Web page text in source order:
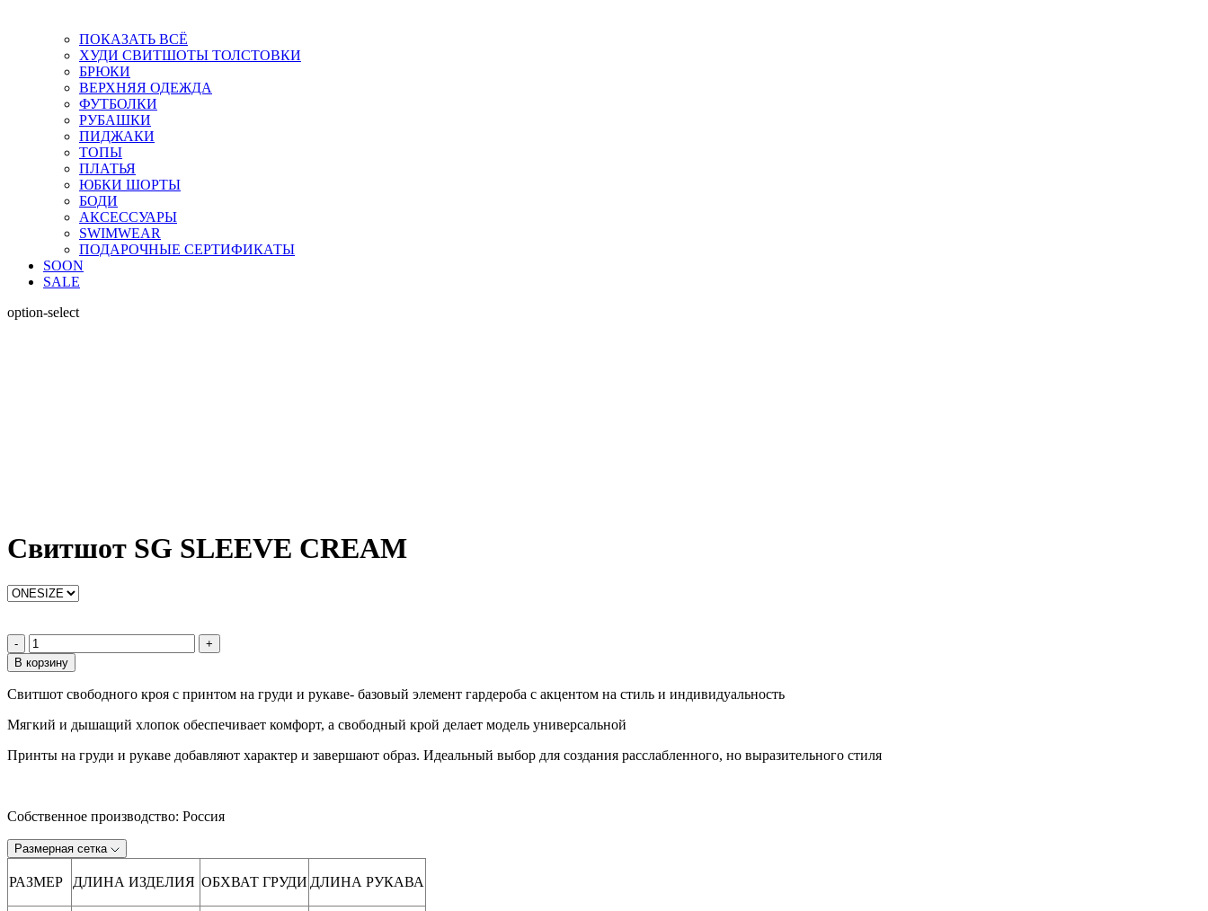
ПОКАЗАТЬ ВСЁ
ХУДИ СВИТШОТЫ ТОЛСТОВКИ
БРЮКИ
ВЕРХНЯЯ ОДЕЖДА
ФУТБОЛКИ
РУБАШКИ
ПИДЖАКИ
ТОПЫ
ПЛАТЬЯ
ЮБКИ ШОРТЫ
БОДИ
АКСЕССУАРЫ
SWIMWEAR
ПОДАРОЧНЫЕ СЕРТИФИКАТЫ
SOON
SALE
option-select
Свитшот SG SLEEVE CREAM
-
+
В корзину
Свитшот свободного кроя с принтом на груди и рукаве- базовый элемент гардероба с акцентом на стиль и индивидуальность
Мягкий и дышащий хлопок обеспечивает комфорт, а свободный крой делает модель универсальной
Принты на груди и рукаве добавляют характер и завершают образ. Идеальный выбор для создания расслабленного, но выразительного стиля
Собственное производство: Россия
Размерная сетка
РАЗМЕР ДЛИНА ИЗДЕЛИЯ ОБХВАТ ГРУДИ ДЛИНА РУКАВА